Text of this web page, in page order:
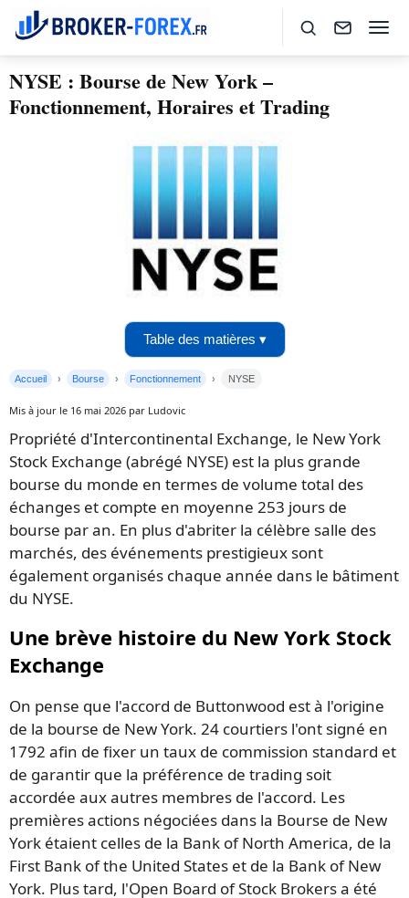
NYSE : Bourse de New York –
Fonctionnement, Horaires et Trading
Table des matières ▾
Accueil Bourse Fonctionnement NYSE
Mis à jour le 16 mai 2026 par Ludovic
Propriété d'Intercontinental Exchange, le New York
Stock Exchange (abrégé NYSE) est la plus grande
bourse du monde en termes de volume total des
échanges et compte en moyenne 253 jours de
bourse par an. En plus d'abriter la célèbre salle des
marchés, des événements prestigieux sont
également organisés chaque année dans le bâtiment
du NYSE.
Une brève histoire du New York Stock
Exchange
On pense que l'accord de Buttonwood est à l'origine
de la bourse de New York. 24 courtiers l'ont signé en
1792 afin de fixer un taux de commission standard et
de garantir que la préférence de trading soit
accordée aux autres membres de l'accord. Les
premières actions négociées dans la Bourse de New
York étaient celles de la Bank of North America, de la
First Bank of the United States et de la Bank of New
York. Plus tard, l'Open Board of Stock Brokers a été